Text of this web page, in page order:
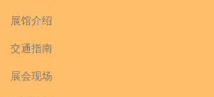
展馆介绍
交通指南
展会现场